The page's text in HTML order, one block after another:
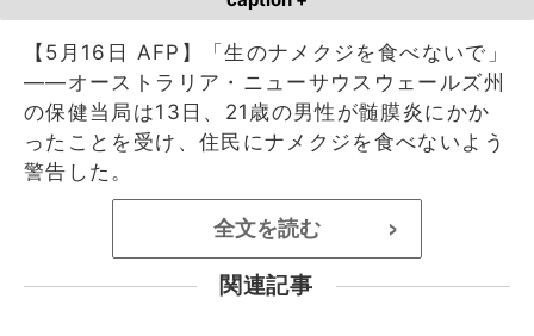
【5月16日 AFP】「生のナメクジを食べないで」
――オーストラリア・ニューサウスウェールズ州
の保健当局は13日、21歳の男性が髄膜炎にかか
ったことを受け、住民にナメクジを食べないよう
警告した。
全文を読む >
関連記事